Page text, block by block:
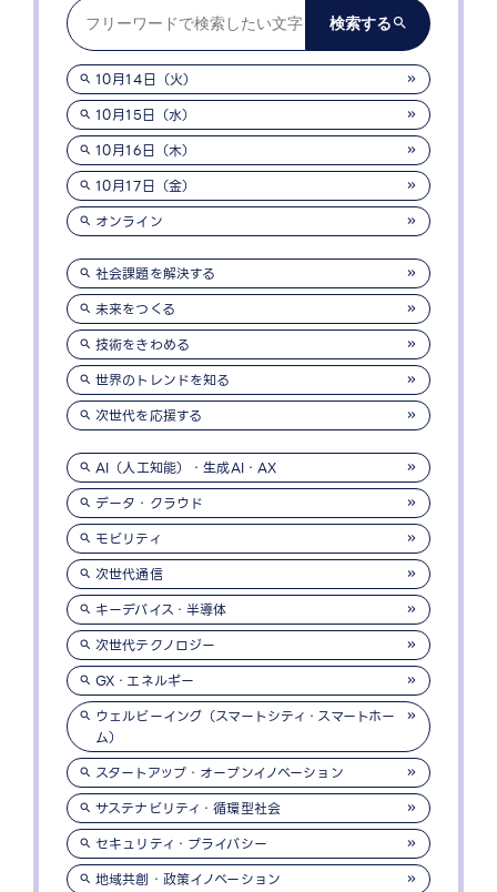
10月14日（火）
10月15日（水）
10月16日（木）
10月17日（金）
オンライン
社会課題を解決する
未来をつくる
技術をきわめる
世界のトレンドを知る
次世代を応援する
AI（人工知能）・生成AI・AX
データ・クラウド
モビリティ
次世代通信
キーデバイス・半導体
次世代テクノロジー
GX・エネルギー
ウェルビーイング（スマートシティ・スマートホー
ム）
スタートアップ・オープンイノベーション
サステナビリティ・循環型社会
セキュリティ・プライバシー
地域共創・政策イノベーション